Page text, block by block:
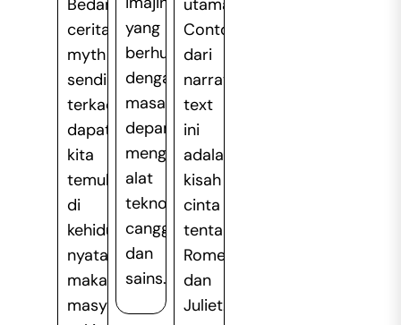
Bedanya,
cerita
myth
sendiri
terkadang
dapat
kita
temukan
di
kehidupan
nyata,
makanya
masyarakat
yang
berhubungan
dengan
masa
depan
menggunakan
alat
teknologi
canggih
dan
sains.
utama.
Contoh
dari
narrative
text
ini
adalah
kisah
cinta
tentang
Romeo
dan
Juliet.